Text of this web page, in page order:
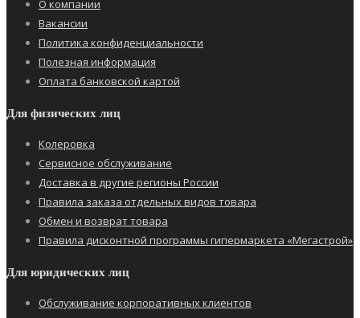
О компании
Вакансии
Политика конфиденциальности
Полезная информация
Оплата банковской картой
Для физических лиц
Колеровка
Сервисное обслуживание
Доставка в другие регионы России
Правила заказа отдельных видов товара
Обмен и возврат товара
Правила дисконтной программы гипермаркета «Мегастрой»
Для юридических лиц
Обслуживание корпоративных клиентов